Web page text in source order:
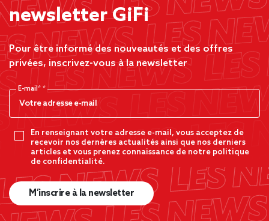
newsletter GiFi
Pour être informé des nouveautés et des offres
privées, inscrivez-vous à la newsletter
E-mail*
En renseignant votre adresse e-mail, vous acceptez de
recevoir nos dernères actualités ainsi que nos derniers
articles et vous prenez connaissance de notre politique
de confidentialité.
M’inscrire à la newsletter